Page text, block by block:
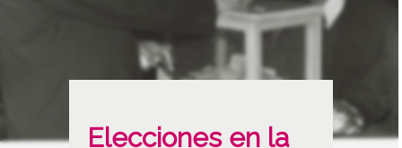
Elecciones en la